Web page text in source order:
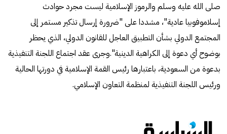
صلى الله عليه وسلم والرموز الإسلامية ليست مجرد حوادث
إسلاموفوبيا عادية"، مشددا على "ضرورة إرسال تذكير مستمر إلى
المجتمع الدولي بشأن التطبيق العاجل للقانون الدولي، الذي يحظر
بوضوح أي دعوة إلى الكراهية الدينية".وجرى عقد اجتماع اللجنة التنفيذية
بدعوة من السعودية، باعتبارها رئيس القمة الإسلامية في دورتها الحالية
ورئيس اللجنة التنفيذية ل‍منظمة التعاون الإسلامي.